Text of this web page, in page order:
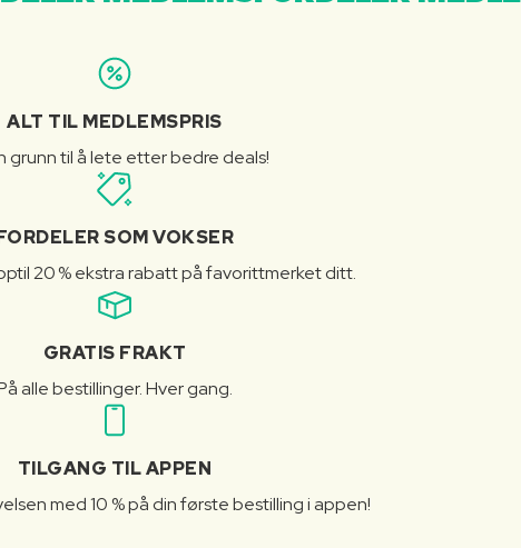
ALT TIL MEDLEMSPRIS
grunn til å lete etter bedre deals!
SOM VOKSER
20 % ekstra rabatt på favorittmerket ditt.
GRATIS FRAKT
alle bestillinger. Hver gang.
TILGANG TIL APPEN
med 10 % på din første bestilling i appen!